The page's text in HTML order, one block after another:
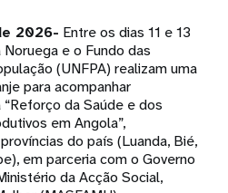
Noruega e o Fundo das
(UNFPA) realizam uma
para acompanhar
da Saúde e dos
em Angola”,
do país (Luanda, Bié,
em parceria com o Governo
da Acção Social,
(MASFAMU).